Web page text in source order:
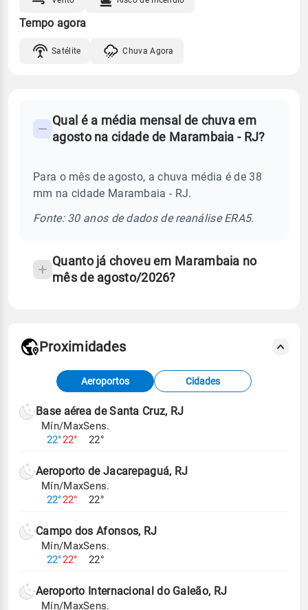
Tempo agora
Satélite Chuva Agora
Perguntas
sobre
chuva
Qual é a média mensal de chuva em
agosto na cidade de Marambaia - RJ?
Para o mês de agosto, a chuva média é de 38
mm na cidade Marambaia - RJ.
Fonte: 30 anos de dados de reanálise ERA5.
Quanto já choveu em Marambaia no
mês de agosto/2026?
Fonte: dados combinados de estações
meteorológicas e satélite do Centro de Previsão
de Tempo e Estudos Climáticos (CPTEC).
Para obter mais informações sobre os dados
Proximidades
Aeroportos Cidades
Base aérea de Santa Cruz, RJ
Mín/Max
22°22°
Sens.
22°
Aeroporto de Jacarepaguá, RJ
Mín/Max
22°22°
Sens.
22°
Campo dos Afonsos, RJ
Mín/Max
22°22°
Sens.
22°
Aeroporto Internacional do Galeão, RJ
Mín/MaxSens.